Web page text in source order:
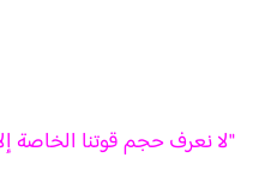
"لا نعرف حجم قوتنا الخاصة